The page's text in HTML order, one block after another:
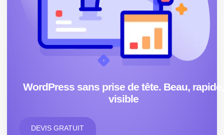
WordPress sans prise de tête. Beau, rapide,
visible
DEVIS GRATUIT